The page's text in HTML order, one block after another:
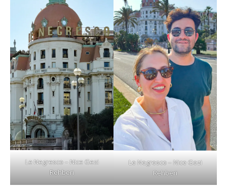
Le Negresco – Nice Gezi
Rehberi
Le Negresco – Nice Gezi
Rehberi